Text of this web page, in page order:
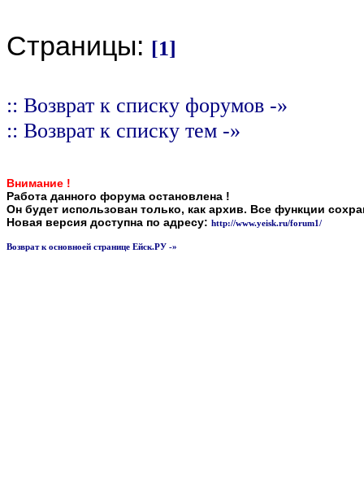
Страницы: [1]
:: Возврат к списку форумов -»
:: Возврат к списку тем -»
Внимание !
Работа данного форума остановлена !
Он будет использован только, как архив. Все функции
Новая версия доступна по адресу: http://www.yeisk.ru/forum1/
Возврат к основноей странице Ейск.РУ -»